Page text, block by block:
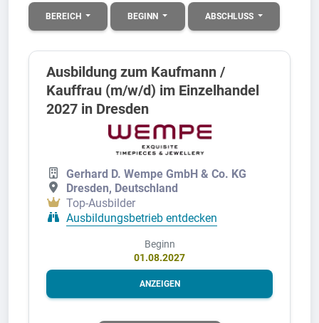
BEREICH BEGINN ABSCHLUSS
Ausbildung zum Kaufmann /
Kauffrau (m/w/d) im Einzelhandel
2027 in Dresden
Gerhard D. Wempe GmbH & Co. KG
Dresden, Deutschland
Top-Ausbilder
Ausbildungsbetrieb entdecken
Beginn
01.08.2027
ANZEIGEN